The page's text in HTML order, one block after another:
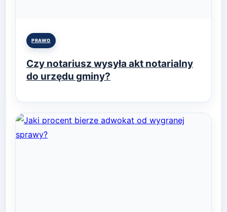
Posted
PRAWO
Czy notariusz wysyła akt notarialny
do urzędu gminy?